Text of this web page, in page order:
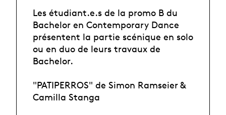
Les étudiant.e.s de la promo B du
Bachelor en Contemporary Dance
présentent la partie scénique en solo
ou en duo de leurs travaux de
Bachelor.
"PATIPERROS" de Simon Ramseier &
Camilla Stanga